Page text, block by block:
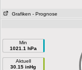
Grafiken - Prognose
Min
1021.1 hPa
Aktuell
30.15 inHg